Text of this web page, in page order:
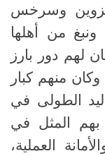
وسرخس
من أهلها
لهم دور بارز
منهم كبار
الطولى في
المثل في
العملية،